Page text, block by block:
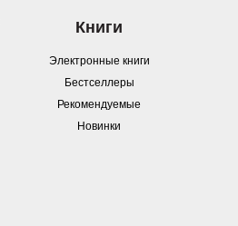
Книги
Электронные книги
Бестселлеры
Рекомендуемые
Новинки